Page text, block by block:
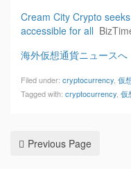
Cream City Crypto
accessible for all
海外仮想通貨ニュースへ
Filed under: cryptocurrency 仮
Tagged with: cryptocurrency 仮
Previous Page